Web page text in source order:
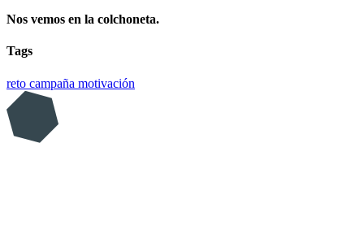
Nos vemos en la colchoneta.
Tags
reto campaña motivación